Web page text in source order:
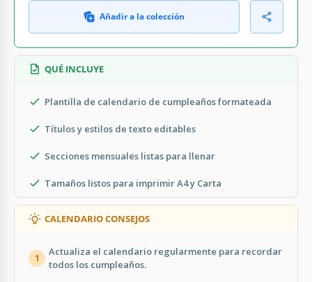
Añadir a la colección
QUÉ INCLUYE
Plantilla de calendario de cumpleaños formateada
Títulos y estilos de texto editables
Secciones mensuales listas para llenar
Tamaños listos para imprimir A4 y Carta
CALENDARIO CONSEJOS
1
Actualiza el calendario regularmente para recordar
todos los cumpleaños.